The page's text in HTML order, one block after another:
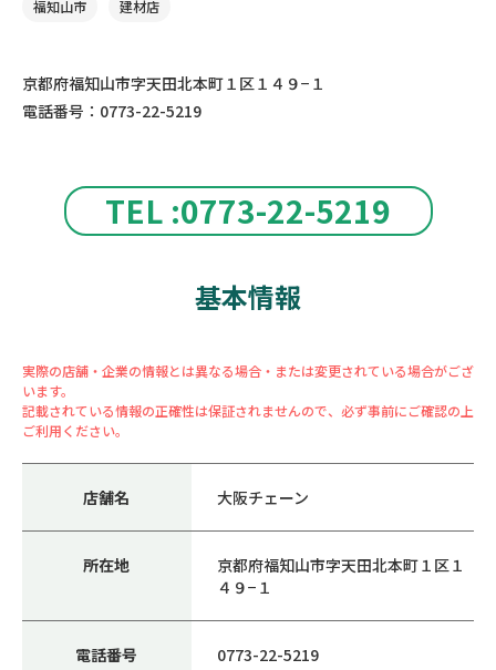
TEL :0773-22-5219
福知山市 建材店
京都府福知山市字天田北本町１区１４９−１
電話番号：0773-22-5219
基本情報
実際の店舗・企業の情報とは異なる場合・または変更されている場合がござ
います。
記載されている情報の正確性は保証されませんので、必ず事前にご確認の上
ご利用ください。
店舗名 大阪チェーン
所在地
京都府福知山市字天田北本町１区１
４９−１
電話番号 0773-22-5219